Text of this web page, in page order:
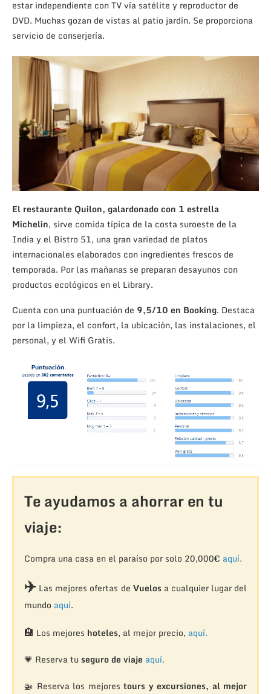
estar independiente con TV vía satélite y reproductor de
DVD. Muchas gozan de vistas al patio jardín. Se proporciona
servicio de conserjería.
El restaurante Quilon, galardonado con 1 estrella
Michelin, sirve comida típica de la costa suroeste de la
India y el Bistro 51, una gran variedad de platos
internacionales elaborados con ingredientes frescos de
temporada. Por las mañanas se preparan desayunos con
productos ecológicos en el Library.
Cuenta con una puntuación de 9,5/10 en Booking. Destaca
por la limpieza, el confort, la ubicación, las instalaciones, el
personal, y el Wifi Gratis.
Te ayudamos a ahorrar en tu
viaje:
Compra una casa en el paraíso por solo 20,000€ aquí.
✈️Las mejores ofertas de Vuelosa cualquier lugar del
mundo aquí.
🏨 Los mejores hoteles, al mejor precio, aquí.
💗 Reserva tu seguro de viaje aquí.
🚁 Reserva los mejorestours y excursiones, al mejor